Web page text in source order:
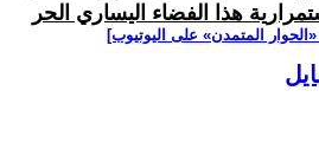
هذا الفضاء اليساري الحر
المتمدن» على اليوتيوب]